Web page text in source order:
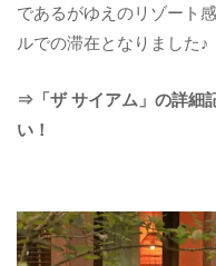
であるがゆえのリゾート
ルでの滞在となりました♪
⇒「ザ サイアム」の詳細
い！